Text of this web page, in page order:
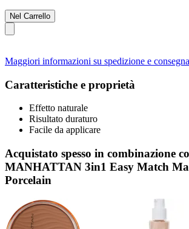
Nel Carrello
Maggiori informazioni su spedizione e consegna
Caratteristiche e proprietà
Effetto naturale
Risultato duraturo
Facile da applicare
Acquistato spesso in combinazione
MANHATTAN 3in1 Easy Match
Porcelain